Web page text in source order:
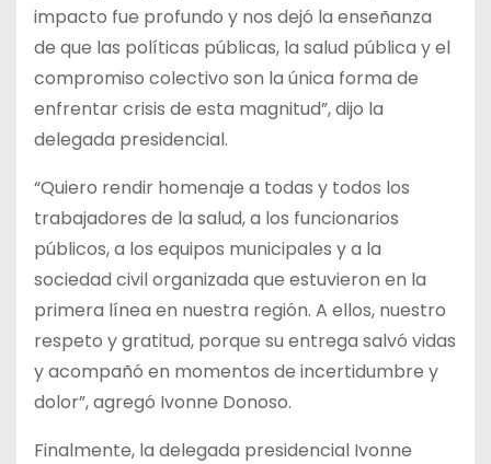
impacto fue profundo y nos dejó la enseñanza
de que las políticas públicas, la salud pública y el
compromiso colectivo son la única forma de
enfrentar crisis de esta magnitud”, dijo la
delegada presidencial.
“Quiero rendir homenaje a todas y todos los
trabajadores de la salud, a los funcionarios
públicos, a los equipos municipales y a la
sociedad civil organizada que estuvieron en la
primera línea en nuestra región. A ellos, nuestro
respeto y gratitud, porque su entrega salvó vidas
y acompañó en momentos de incertidumbre y
dolor”, agregó Ivonne Donoso.
Finalmente, la delegada presidencial Ivonne